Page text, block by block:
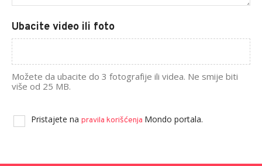
Ubacite video ili foto
Možete da ubacite do 3 fotografije ili videa. Ne smije biti
više od 25 MB.
Pristajete na pravila korišćenja Mondo portala.